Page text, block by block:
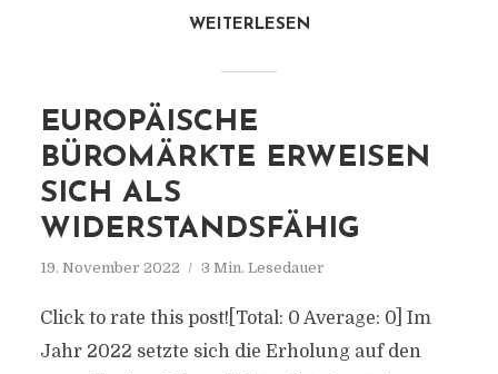
WEITERLESEN
EUROPÄISCHE
BÜROMÄRKTE ERWEISEN
SICH ALS
WIDERSTANDSFÄHIG
19. November 2022 3 Min. Lesedauer
Click to rate this post![Total: 0 Average: 0] Im
Jahr 2022 setzte sich die Erholung auf den